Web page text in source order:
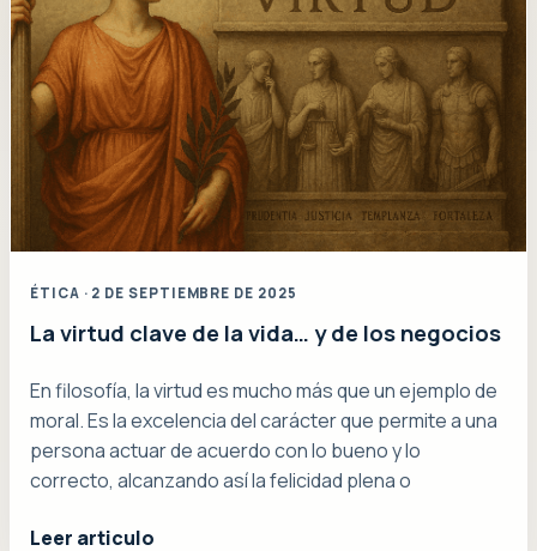
ÉTICA · 2 DE SEPTIEMBRE DE 2025
La virtud clave de la vida… y de los negocios
En filosofía, la virtud es mucho más que un ejemplo de
moral. Es la excelencia del carácter que permite a una
persona actuar de acuerdo con lo bueno y lo
correcto, alcanzando así la felicidad plena o
Leer articulo